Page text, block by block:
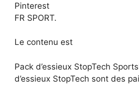
Pinterest
FR SPORT.
Le contenu est
Pack d’essieux StopTech
d’essieux StopTech sont des